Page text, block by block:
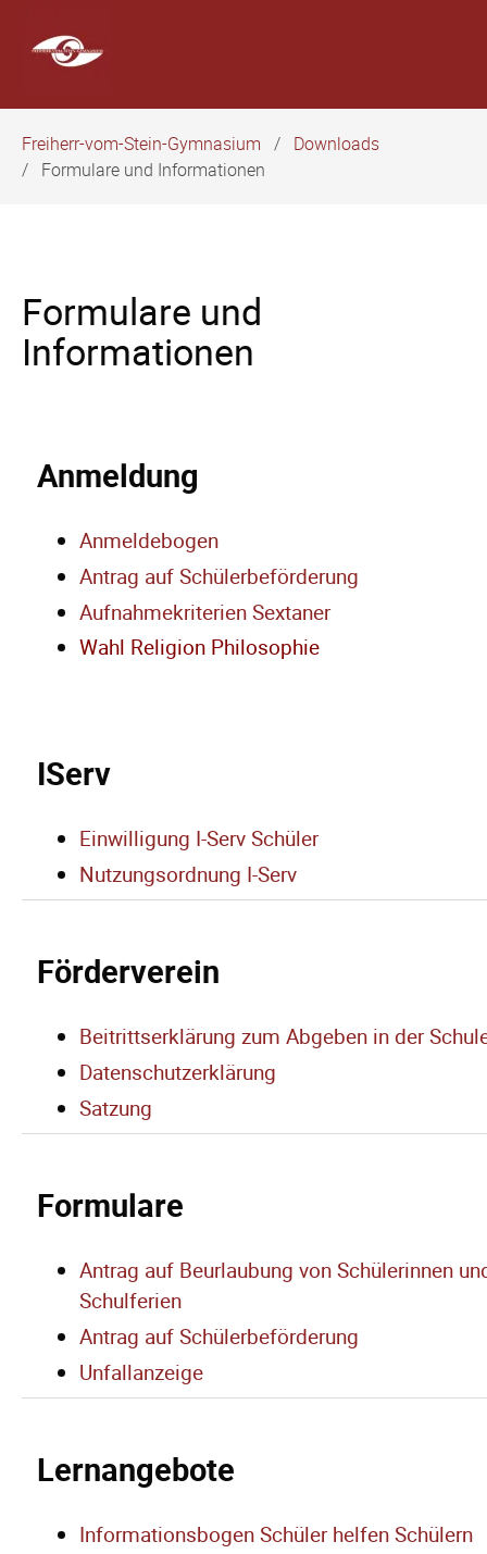
überspringen
Freiherr-vom-Stein-Gymnasium
Downloads
Formulare und Informationen
Formulare und
Informationen
Anmeldung
Anmeldebogen
Antrag auf Schülerbeförderung
Aufnahmekriterien Sextaner
Wahl Religion Philosophie
IServ
Einwilligung I-Serv Schüler
Nutzungsordnung I-Serv
Förderverein
Beitrittserklärung zum Abgeben in der
Datenschutzerklärung
Satzung
Formulare
Antrag auf Beurlaubung von Schülerinnen
Schulferien
Antrag auf Schülerbeförderung
Unfallanzeige
Lernangebote
Informationsbogen Schüler helfen Schülern